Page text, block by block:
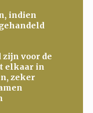
indien
voor de
elkaar in
zeker